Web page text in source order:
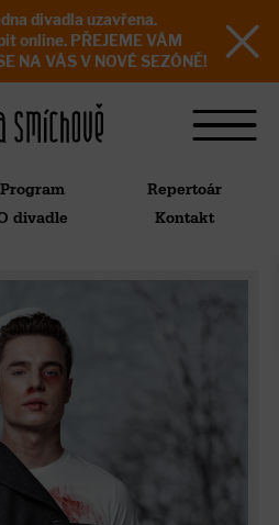
divadla uzavřena.
online. PŘEJEME VÁM
NA VÁS V NOVÉ SEZÓNĚ!
Program
Repertoár
divadle Kontakt